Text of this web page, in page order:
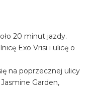
20 minut jazdy.
Exo Vrisi i ulicę o
na poprzecznej ulicy
Garden,